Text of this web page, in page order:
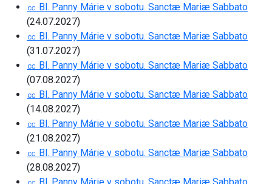
㏄ Bl. Panny Márie v sobotu. Sanctæ Mariæ Sabbato
(24.07.2027)
㏄ Bl. Panny Márie v sobotu. Sanctæ Mariæ Sabbato
(31.07.2027)
㏄ Bl. Panny Márie v sobotu. Sanctæ Mariæ Sabbato
(07.08.2027)
㏄ Bl. Panny Márie v sobotu. Sanctæ Mariæ Sabbato
(14.08.2027)
㏄ Bl. Panny Márie v sobotu. Sanctæ Mariæ Sabbato
(21.08.2027)
㏄ Bl. Panny Márie v sobotu. Sanctæ Mariæ Sabbato
(28.08.2027)
㏄ Bl. Panny Márie v sobotu. Sanctæ Mariæ Sabbato